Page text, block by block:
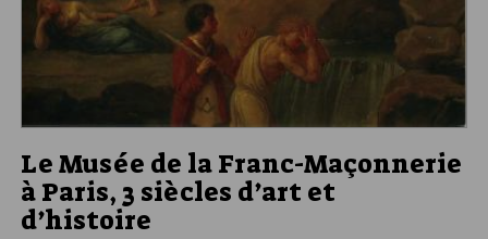
Le Musée de la Franc-Maçonnerie
à Paris, 3 siècles d’art et
d’histoire